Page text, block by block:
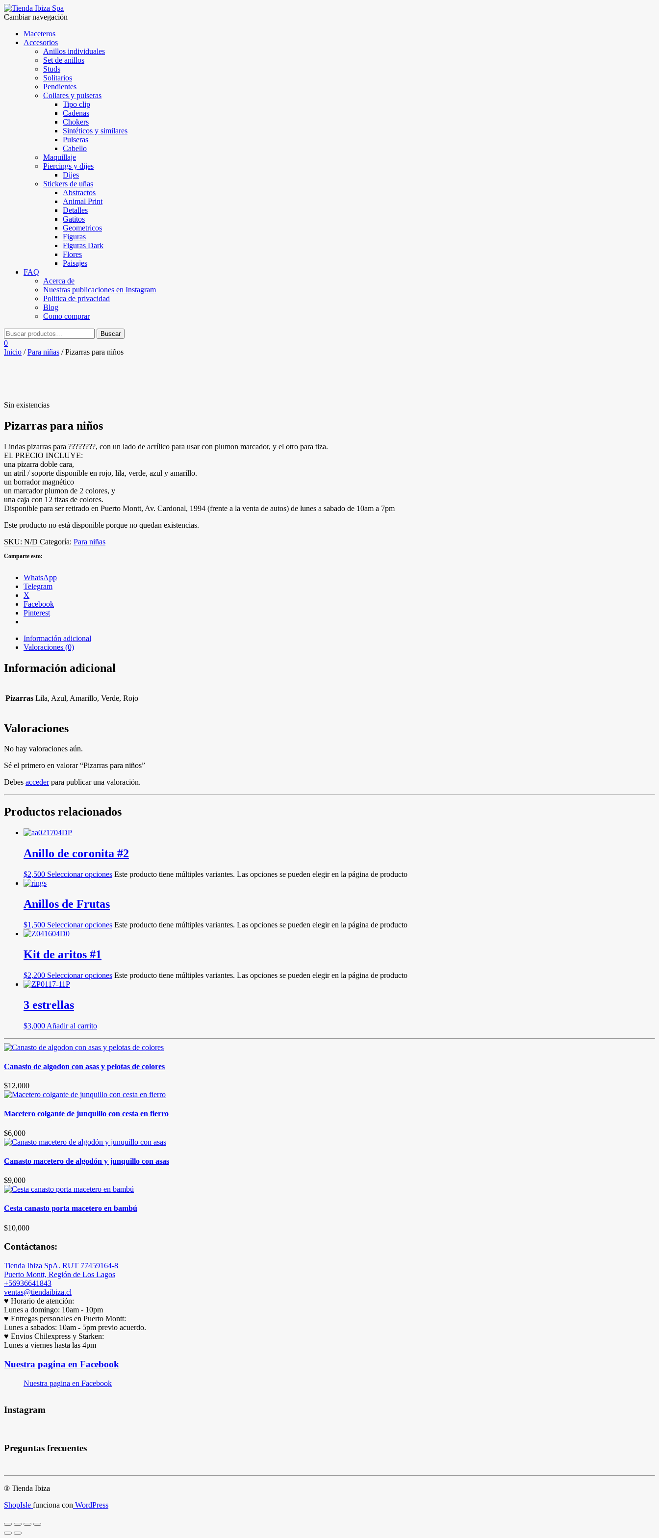
Cambiar navegación
Maceteros
Accesorios
Anillos individuales
Set de anillos
Studs
Solitarios
Pendientes
Collares y pulseras
Tipo clip
Cadenas
Chokers
Sintéticos y similares
Pulseras
Cabello
Maquillaje
Piercings y dijes
Dijes
Stickers de uñas
Abstractos
Animal Print
Detalles
Gatitos
Geometricos
Figuras
Figuras Dark
Flores
Paisajes
FAQ
Acerca de
Nuestras publicaciones en Instagram
Politica de privacidad
Blog
Como comprar
0
Inicio /Para niñas / Pizarras para niños
Sin existencias
Pizarras para niños
Lindas pizarras para ????????, con un lado de acrílico para usar con plumon marcador, y el otro para tiza.
EL PRECIO INCLUYE:
una pizarra doble cara,
un atril / soporte disponible en rojo, lila, verde, azul y amarillo.
un borrador magnético
un marcador plumon de 2 colores, y
una caja con 12 tizas de colores.
Disponible para ser retirado en Puerto Montt, Av. Cardonal, 1994 (frente a la venta de autos) de lunes a sabado de 10am a 7pm
Este producto no está disponible porque no quedan existencias.
SKU: N/D Categoría: Para niñas
Comparte esto:
WhatsApp
Telegram
X
Facebook
Pinterest
Información adicional
Valoraciones (0)
Información adicional
Pizarras Lila, Azul, Amarillo, Verde, Rojo
Valoraciones
No hay valoraciones aún.
Sé el primero en valorar “Pizarras para niños”
Debes accederpara publicar una valoración.
Productos relacionados
Anillo de coronita #2
$2,500 Seleccionar opciones Este producto tiene múltiples variantes. Las opciones se pueden elegir en la página de producto
Anillos de Frutas
$1,500 Seleccionar opciones Este producto tiene múltiples variantes. Las opciones se pueden elegir en la página de producto
Kit de aritos #1
$2,200 Seleccionar opciones Este producto tiene múltiples variantes. Las opciones se pueden elegir en la página de producto
3 estrellas
$3,000 Añadir al carrito
Canasto de algodon con asas y pelotas de colores
$12,000
Macetero colgante de junquillo con cesta en fierro
$6,000
Canasto macetero de algodón y junquillo con asas
$9,000
Cesta canasto porta macetero en bambú
$10,000
Contáctanos:
Tienda Ibiza SpA. RUT 77459164-8
Puerto Montt, Región de Los Lagos
+56936641843
ventas@tiendaibiza.cl
♥ Horario de atención:
Lunes a domingo: 10am - 10pm
♥ Entregas personales en Puerto Montt:
Lunes a sabados: 10am - 5pm previo acuerdo.
♥ Envios Chilexpress y Starken:
Lunes a viernes hasta las 4pm
Nuestra pagina en Facebook
Nuestra pagina en Facebook
Instagram
Preguntas frecuentes
® Tienda Ibiza
ShopIsle funciona con WordPress